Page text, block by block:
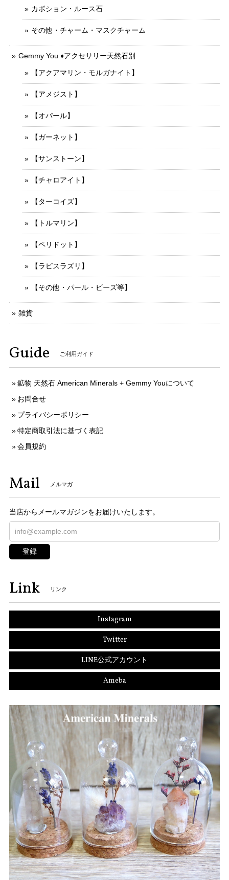
カボション・ルース石
その他・チャーム・マスクチャーム
Gemmy You ♦︎アクセサリー天然石別
【アクアマリン・モルガナイト】
【アメジスト】
【オパール】
【ガーネット】
【サンストーン】
【チャロアイト】
【ターコイズ】
【トルマリン】
【ペリドット】
【ラピスラズリ】
【その他・パール・ビーズ等】
雑貨
Guide ご利用ガイド
鉱物 天然石 American Minerals + Gemmy Youについて
お問合せ
プライバシーポリシー
特定商取引法に基づく表記
会員規約
Mail メルマガ
当店からメールマガジンをお届けいたします。
登録
Link リンク
Instagram
Twitter
LINE公式アカウント
Ameba